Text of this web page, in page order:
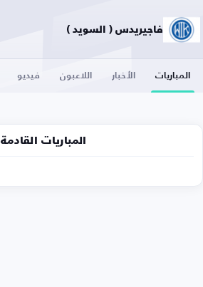
فاجيريدس ( السويد )
المباريات الأخبار اللاعبون فيديو
المباريات القادمة